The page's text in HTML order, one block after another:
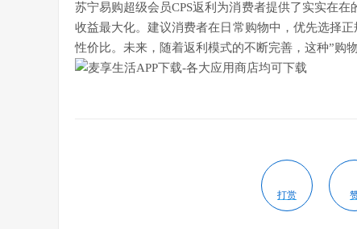
苏宁易购超级会员CPS返利为消费者提供了实实在
收益最大化。建议消费者在日常购物中，优先选择
性价比。未来，随着返利模式的不断完善，这种”购
打赏